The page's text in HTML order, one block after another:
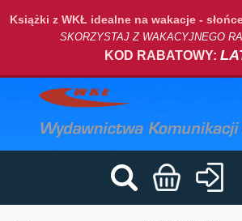
Książki z WKŁ idealne na wakacje -
SKORZYSTAJ Z WAKACYJNEGO
KOD RABATOWY: